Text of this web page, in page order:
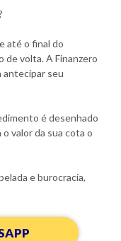
até o final do
de volta. A Finanzero
antecipar seu
é desenhado
valor da sua cota o
e burocracia,